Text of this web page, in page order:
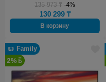
135 973₸ -4%
130 299 ₸
В корзину
Family
2%